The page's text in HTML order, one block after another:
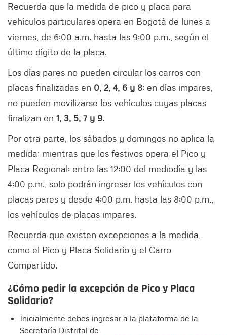
Recuerda que la medida de pico y placa para
vehículos particulares opera en Bogotá de lunes a
viernes, de 6:00 a.m. hasta las 9:00 p.m., según el
último dígito de la placa.
Los días pares no pueden circular los carros con
placas finalizadas en 0, 2, 4, 6 y 8; en días impares,
no pueden movilizarse los vehículos cuyas placas
finalizan en 1, 3, 5, 7 y 9.
Por otra parte, los sábados y domingos no aplica la
medida; mientras que los festivos opera el Pico y
Placa Regional: entre las 12:00 del mediodía y las
4:00 p.m., solo podrán ingresar los vehículos con
placas pares y desde 4:00 p.m. hasta las 8:00 p.m.,
los vehículos de placas impares.
Recuerda que existen excepciones a la medida,
como el Pico y Placa Solidario y el Carro
Compartido.
¿Cómo pedir la excepción de Pico y Placa
Solidario?
Inicialmente debes ingresar a la plataforma de la
Secretaría Distrital de